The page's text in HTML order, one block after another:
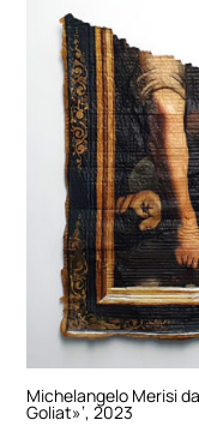
Michelangelo Merisi
Goliat»‘, 2023